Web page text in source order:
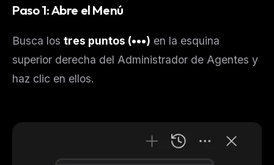
Paso 1: Abre el Menú
Busca los tres puntos (•••) en la esquina
superior derecha del Administrador de Agentes y
haz clic en ellos.